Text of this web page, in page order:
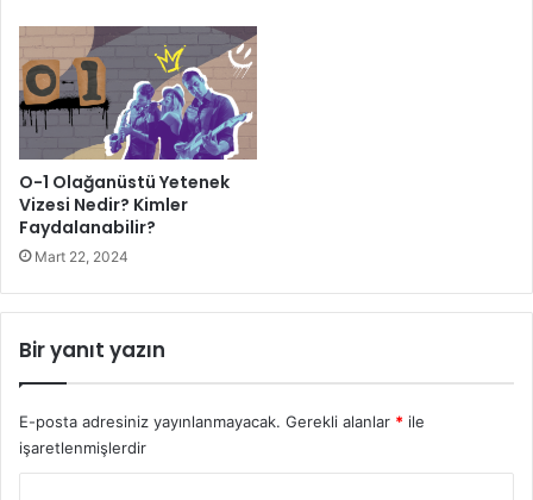
O-1 Olağanüstü Yetenek
Vizesi Nedir? Kimler
Faydalanabilir?
Mart 22, 2024
Bir yanıt yazın
E-posta adresiniz yayınlanmayacak. Gerekli alanlar * ile
işaretlenmişlerdir